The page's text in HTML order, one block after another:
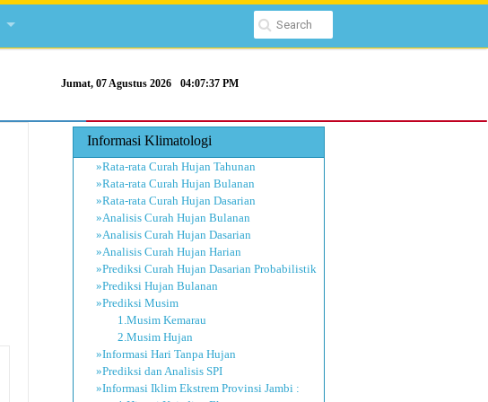
Jumat, 07 Agustus 2026 04:07:38 PM
Informasi Klimatologi
»Rata-rata Curah Hujan Tahunan
»Rata-rata Curah Hujan Bulanan
»Rata-rata Curah Hujan Dasarian
»Analisis Curah Hujan Bulanan
»Analisis Curah Hujan Dasarian
»Analisis Curah Hujan Harian
»Prediksi Curah Hujan Dasarian Probabilistik
»Prediksi Hujan Bulanan
»Prediksi Musim
1.Musim Kemarau
2.Musim Hujan
»Informasi Hari Tanpa Hujan
»Prediksi dan Analisis SPI
»Informasi Iklim Ekstrem Provinsi Jambi :